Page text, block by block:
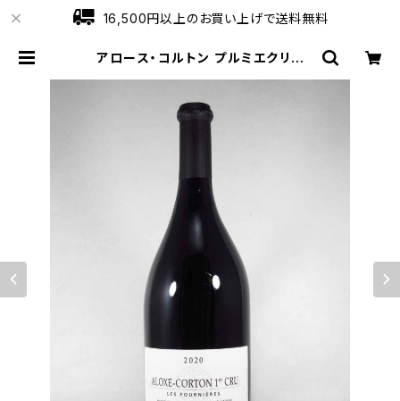
16,500円以上のお買い上げで送料無料
アロース・コルトン プルミエクリュ